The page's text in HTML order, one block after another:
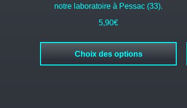
notre laboratoire à Pessac (33).
5,90€
Choix des options